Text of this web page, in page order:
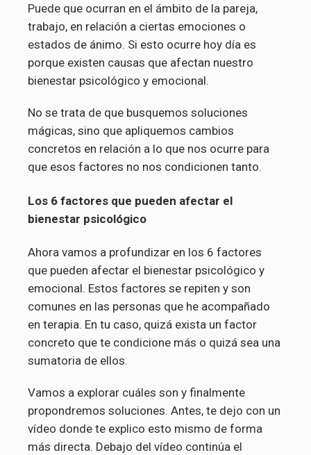
Puede que ocurran en el ámbito de la pareja,
trabajo, en relación a ciertas emociones o
estados de ánimo. Si esto ocurre hoy día es
porque existen causas que afectan nuestro
bienestar psicológico y emocional.
No se trata de que busquemos soluciones
mágicas, sino que apliquemos cambios
concretos en relación a lo que nos ocurre para
que esos factores no nos condicionen tanto.
Los 6 factores que pueden afectar el
bienestar psicológico
Ahora vamos a profundizar en los 6 factores
que pueden afectar el bienestar psicológico y
emocional. Estos factores se repiten y son
comunes en las personas que he acompañado
en terapia. En tu caso, quizá exista un factor
concreto que te condicione más o quizá sea una
sumatoria de ellos.
Vamos a explorar cuáles son y finalmente
propondremos soluciones. Antes, te dejo con un
vídeo donde te explico esto mismo de forma
más directa. Debajo del vídeo continúa el